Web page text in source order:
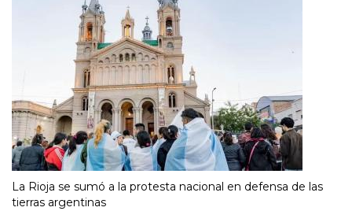
La Rioja se sumó a la protesta nacional en defensa de las
tierras argentinas